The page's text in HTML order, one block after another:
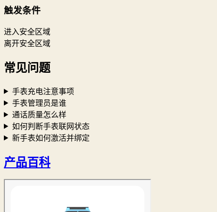
触发条件
进入安全区域
离开安全区域
常见问题
手表充电注意事项
手表管理员是谁
通话质量怎么样
如何判断手表联网状态
新手表如何激活并绑定
产品百科